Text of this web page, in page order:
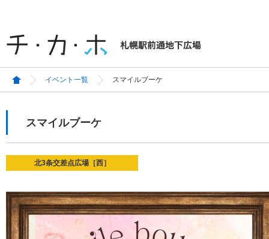
イベント一覧 スマイルブーケ
スマイルブーケ
北3条交差点広場［西］